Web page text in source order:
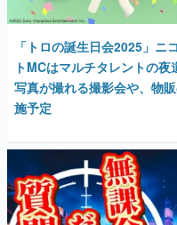
「トロの誕⽣⽇会2025」
トMCはマルチタレントの
写真が撮れる撮影会や、物
施予定